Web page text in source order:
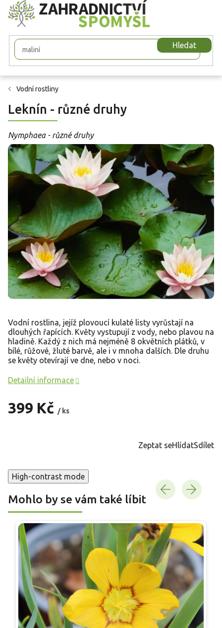
Přejít
na
obsah
Hledat
Vodní rostliny
Leknín - různé druhy
Nymphaea - různé druhy
399 Kč / ks
Vodní rostlina, jejíž plovoucí kulaté listy vyrůstají na
dlouhých řapících. Květy vystupují z vody, nebo plavou na
hladině. Každý z nich má nejméně 8 okvětních plátků, v
bílé, růžové, žluté barvě, ale i v mnoha dalších. Dle druhu
se květy otevírají ve dne, nebo v noci.
Detailní informace
Zeptat seHlídatSdílet
High-contrast mode
Mohlo by se vám také líbit